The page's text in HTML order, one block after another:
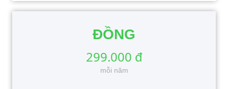
ĐỒNG
299.000 đ
mỗi năm